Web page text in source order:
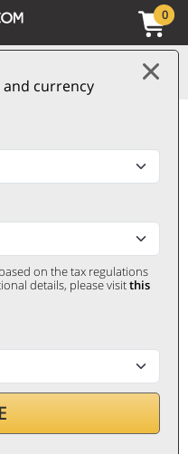
and currency
on the tax regulations
details, please visitthis
0